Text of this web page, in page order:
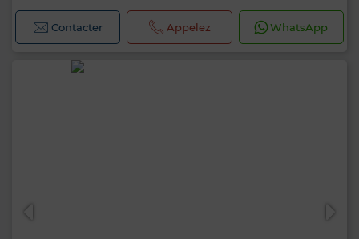
Contacter Appelez WhatsApp